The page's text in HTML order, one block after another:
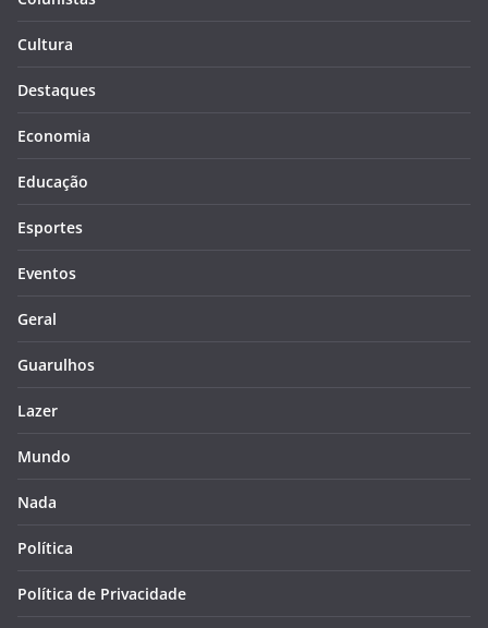
Cultura
Destaques
Economia
Educação
Esportes
Eventos
Geral
Guarulhos
Lazer
Mundo
Nada
Política
Política de Privacidade